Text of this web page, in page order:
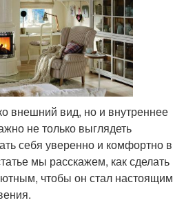
внешний вид, но и внутреннее
не только выглядеть
себя уверенно и комфортно в
мы расскажем, как сделать
чтобы он стал настоящим